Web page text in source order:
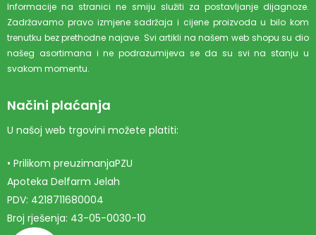
Informacije na stranici ne smiju služiti za postavljanje dijagnoze.
Zadržavamo pravo izmjene sadržaja i cijene proizvoda u bilo kom
trenutku bez prethodne najave. Svi artikli na našem web shopu su dio
našeg asortimana i ne podrazumijeva se da su svi na stanju u
svakom momentu.
Načini plaćanja
U našoj web trgovini možete platiti:
• Prilikom preuzimanjaPZU
Apoteka Delfarm Jelah
PDV: 4218711680004
Broj rješenja: 43-05-0030-10